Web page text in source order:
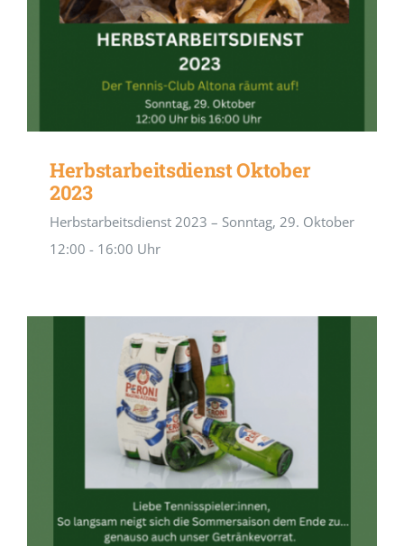
Herbstarbeitsdienst Oktober
2023
Herbstarbeitsdienst 2023 – Sonntag, 29. Oktober
12:00 - 16:00 Uhr